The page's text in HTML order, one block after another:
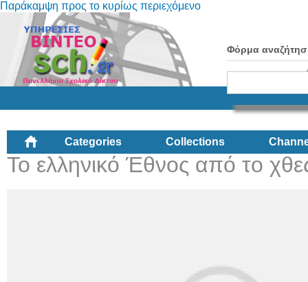
Παράκαμψη προς το κυρίως περιεχόμενο
Φόρμα
Categories Collections
Το ελληνικό Έθνος από το